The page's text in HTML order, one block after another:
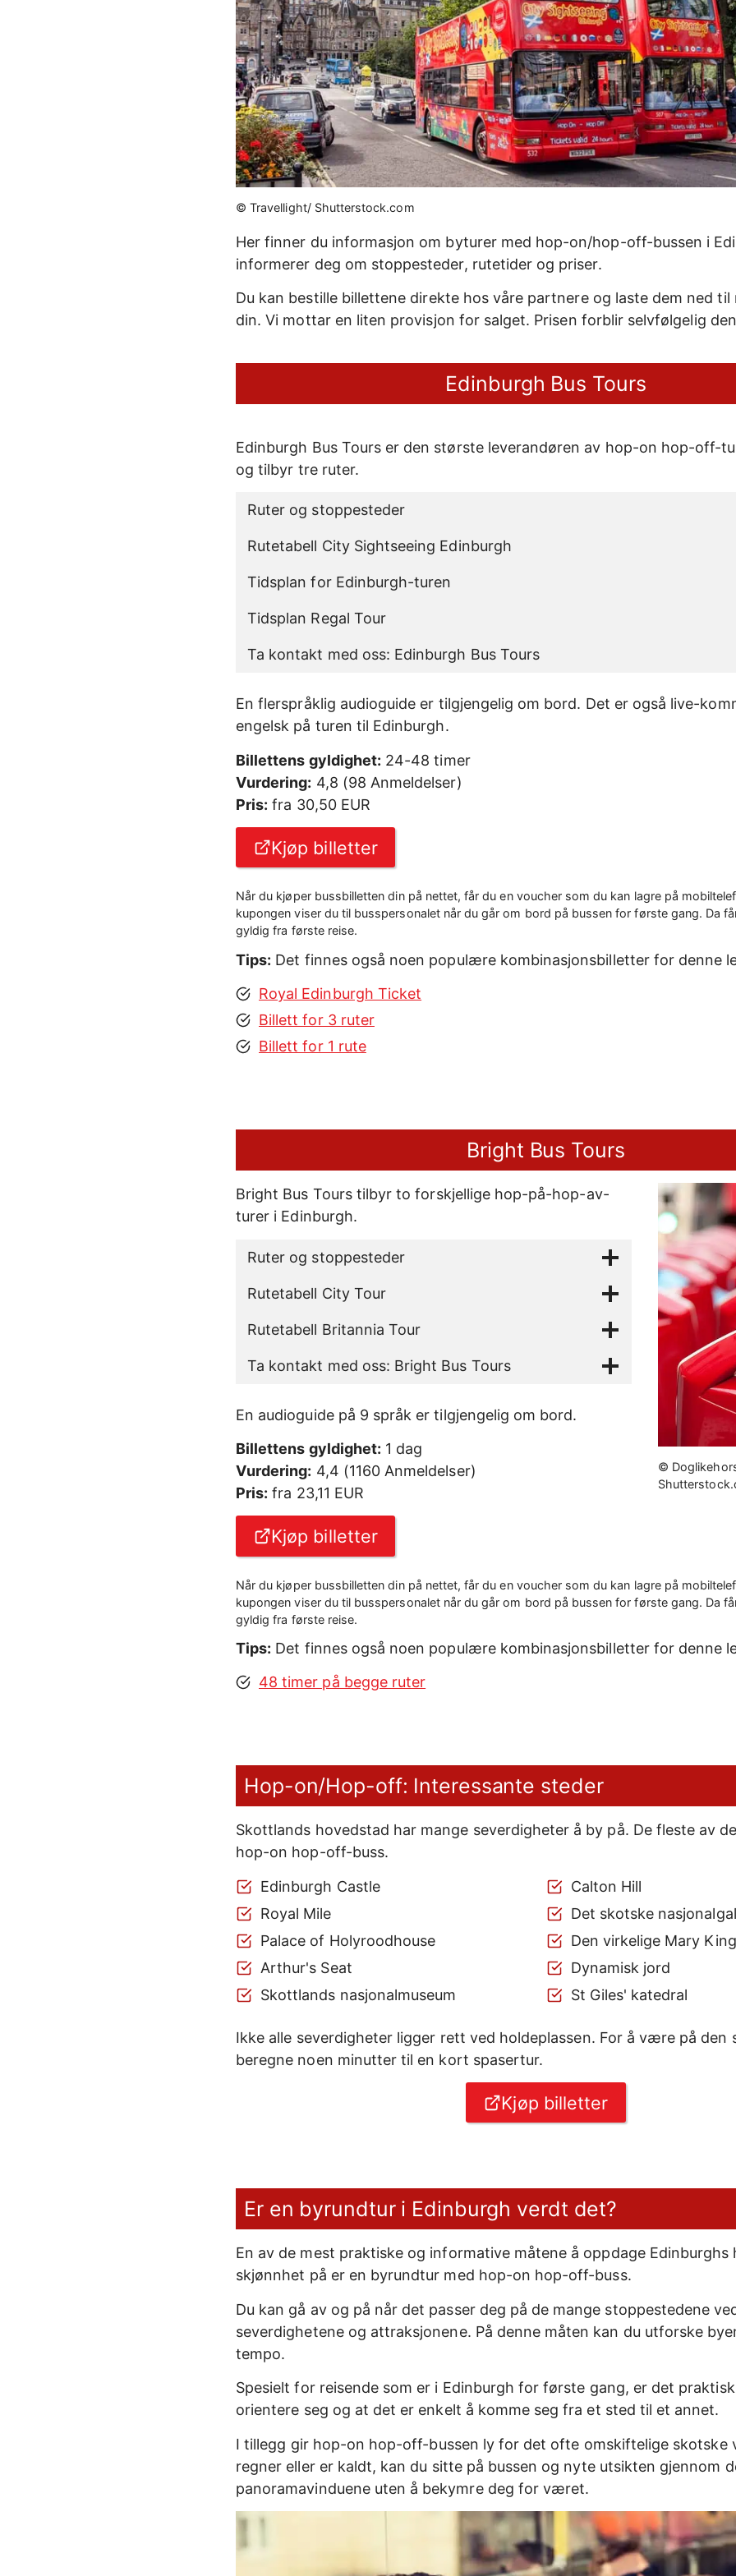
© Travellight/ Shutterstock.com
Her finner du informasjon om byturer med hop-on/hop-off-bussen i
informerer deg om stoppesteder, rutetider og priser.
Du kan bestille billettene direkte hos våre partnere og laste dem ned
din. Vi mottar en liten provisjon for salget. Prisen forblir selvfølgelig
Edinburgh Bus Tours
Edinburgh Bus Tours er den største leverandøren av hop-on hop-off-
og tilbyr tre ruter.
Ruter og stoppesteder
Rutetabell City Sightseeing Edinburgh
Tidsplan for Edinburgh-turen
Tidsplan Regal Tour
Ta kontakt med oss: Edinburgh Bus Tours
En flerspråklig audioguide er tilgjengelig om bord. Det er også live-
engelsk på turen til Edinburgh.
Billettens gyldighet: 24-48 timer
Vurdering: 4,8 (98 Anmeldelser)
Pris: fra 30,50 EUR
Kjøp billetter
Når du kjøper bussbilletten din på nettet, får du en voucher som du kan lagre på
kupongen viser du til busspersonalet når du går om bord på bussen for første gang. Da
gyldig fra første reise.
Tips: Det finnes også noen populære kombinasjonsbilletter for denne
Royal Edinburgh Ticket
Billett for 3 ruter
Billett for 1 rute
Bright Bus Tours
Bright Bus Tours tilbyr to forskjellige hop-på-hop-av-
turer i Edinburgh.
Ruter og stoppesteder
Rutetabell City Tour
Rutetabell Britannia Tour
Ta kontakt med oss: Bright Bus Tours
En audioguide på 9 språk er tilgjengelig om bord.
Billettens gyldighet: 1 dag
Vurdering: 4,4 (1160 Anmeldelser)
Pris: fra 23,11 EUR
Kjøp billetter
©
Når du kjøper bussbilletten din på nettet, får du en voucher som du kan lagre på
kupongen viser du til busspersonalet når du går om bord på bussen for første gang. Da
gyldig fra første reise.
Tips: Det finnes også noen populære kombinasjonsbilletter for denne
48 timer på begge ruter
Hop-on/Hop-off: Interessante steder
Skottlands hovedstad har mange severdigheter å by på. De fleste av
hop-on hop-off-buss.
Edinburgh Castle
Calton Hill
Royal Mile
Det skotske
Palace of Holyroodhouse
Den virkelige Mary
Arthur's Seat
Dynamisk jord
Skottlands nasjonalmuseum
St Giles' katedral
Ikke alle severdigheter ligger rett ved holdeplassen. For å være på den
beregne noen minutter til en kort spasertur.
Kjøp billetter
Er en byrundtur i Edinburgh verdt det?
En av de mest praktiske og informative måtene å oppdage Edinburghs
skjønnhet på er en byrundtur med hop-on hop-off-buss.
Du kan gå av og på når det passer deg på de mange stoppestedene
severdighetene og attraksjonene. På denne måten kan du utforske
tempo.
Spesielt for reisende som er i Edinburgh for første gang, er det
orientere seg og at det er enkelt å komme seg fra et sted til et annet.
I tillegg gir hop-on hop-off-bussen ly for det ofte omskiftelige skotske
regner eller er kaldt, kan du sitte på bussen og nyte utsikten gjennom
panoramavinduene uten å bekymre deg for været.